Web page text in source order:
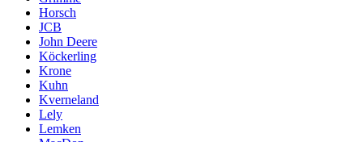
Horsch
JCB
John Deere
Köckerling
Krone
Kuhn
Kverneland
Lely
Lemken